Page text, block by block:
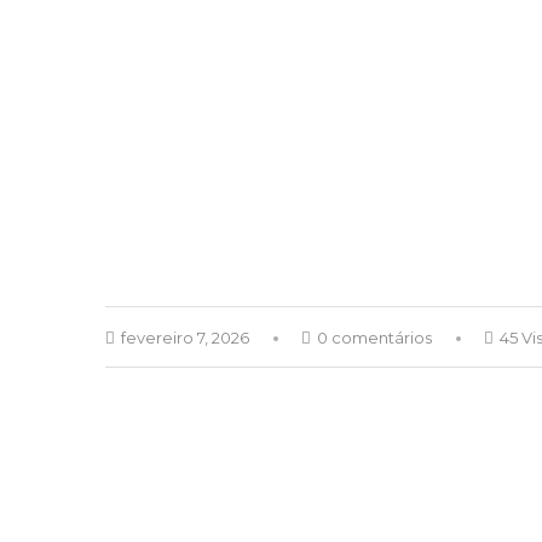
fevereiro 7, 2026 0 comentários 45